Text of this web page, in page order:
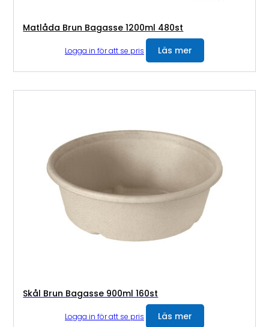
Matlåda Brun Bagasse 1200ml 480st
Logga in för att se pris Läs mer
Skål Brun Bagasse 900ml 160st
Logga in för att se pris Läs mer